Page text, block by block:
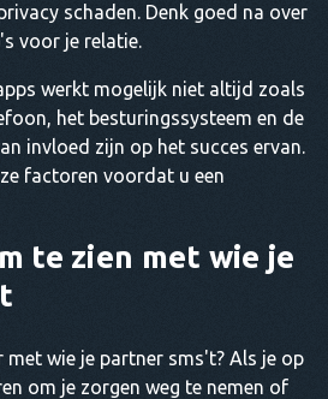
schaden. Denk goed na over
voor je relatie.
werkt mogelijk niet altijd zoals
het besturingssysteem en de
invloed zijn op het succes ervan.
factoren voordat u een
te zien met wie je
met wie je partner sms't? Als je op
om je zorgen weg te nemen of